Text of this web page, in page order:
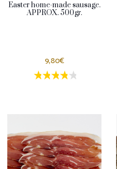
Easter home-made sausage.
APPROX. 500gr.
9,80€
4 estrellas
3 estrellas
2 estrellas
1 estrellas